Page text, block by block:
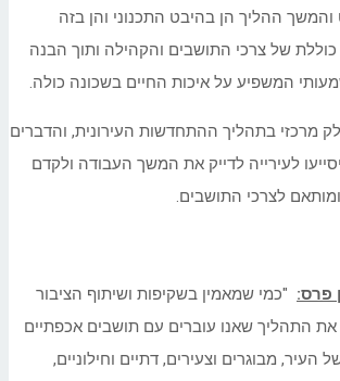
והמשך ההליך הן בהיבט התכנוני והן בזה
של צרכי התושבים והקהילה ותוך הבנה
המשפיע על איכות החיים בשכונה כולה.
מרכזי בתהליך ההתחדשות העירונית, והדברים
לעירייה לדייק את המשך העבודה ולקדם
ומותאם לצרכי התושבים.
פרס: "כמי שמאמין בשקיפות ושיתוף הציבור
התהליך שאנו עוברים עם תושבים אכפתיים
מבוגרים וצעירים, דתיים וחילוניים,